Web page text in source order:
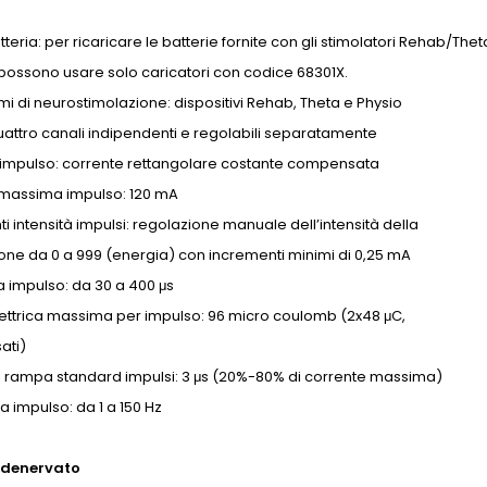
per ricaricare le batterie fornite con gli stimolatori Rehab/
usare solo caricatori con codice 68301X.
di neurostimolazione: dispositivi Rehab, Theta e Physio
canali indipendenti e regolabili separatamente
corrente rettangolare costante compensata
impulso: 120 mA
intensità impulsi: regolazione manuale dell’intensità della
da 0 a 999 (energia) con incrementi minimi di 0,25 mA
impulso: da 30 a 400 μs
massima per impulso: 96 micro coulomb (2x48 μC,
standard impulsi: 3 μs (20%-80% di corrente massima)
impulso: da 1 a 150 Hz